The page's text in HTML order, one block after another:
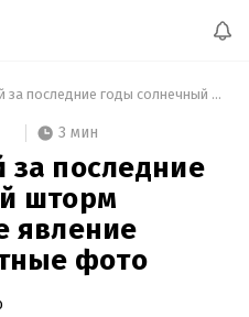
Самый сильный за последние годы солнечный шторм породил редкое явление STEVE: невероятные фото
3 мин
последние
шторм
явление
фото